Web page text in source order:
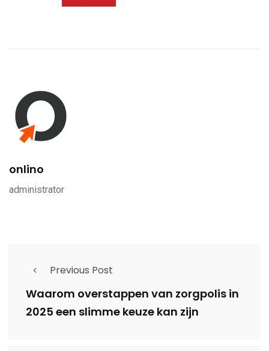
onlino
administrator
Previous Post
Waarom overstappen van zorgpolis in
2025 een slimme keuze kan zijn